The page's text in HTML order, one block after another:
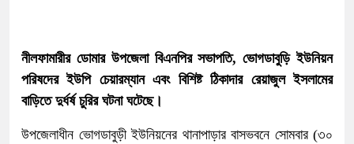
নীলফামারীর ডোমার উপজেলা বিএনপির সভাপতি, ভোগডাবুড়ি ইউনিয়ন
পরিষদের ইউপি চেয়ারম্যান এবং বিশিষ্ট ঠিকাদার রেয়াজুল ইসলামের
বাড়িতে দুর্ধর্ষ চুরির ঘটনা ঘটেছে।
উপজেলাধীন ভোগডাবুড়ী ইউনিয়নের থানাপাড়ার বাসভবনে সোমবার (৩০